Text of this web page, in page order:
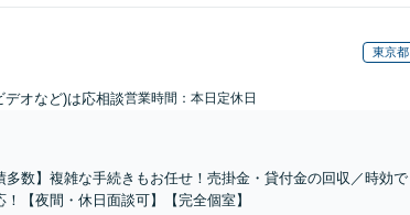
東京都
オなど)は応相談営業時間：本日定休日
数】複雑な手続きもお任せ！売掛金・貸付金の回収／時効で
【夜間・休日面談可】【完全個室】